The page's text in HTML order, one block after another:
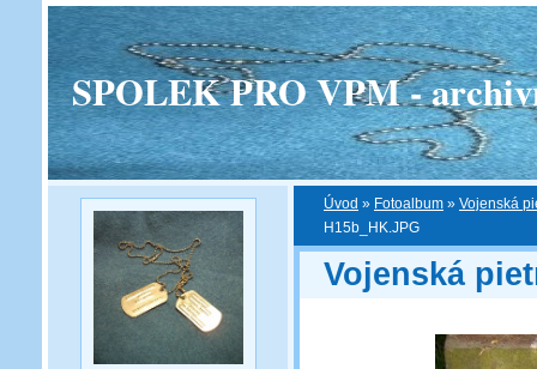
SPOLEK PRO VPM -
Úvod » Fotoalbum » Vojenská
H15b_HK.JPG
Vojenská